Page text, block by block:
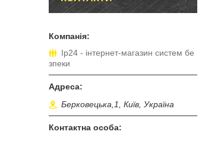
Ip24 - інтернет-магазин систем бе
зпеки
Берковецька,1, Київ, Україна